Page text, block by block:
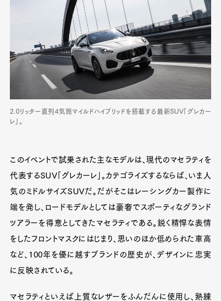
2.0リッター直列4気筒マイルドハイブリッドを搭載する最新SUV「グレカー
レ」。
このイベントで試乗された主なモデルは、現代のマセラティを
代表するSUV「グレカーレ」。カテゴライズするならば、いま人
気のミドルサイズSUVだ。だがそこはレーシングカー製作に
端を発し、ロードモデルとしては豪奢でスポーティなグランド
ツアラーを得意としてきたマセラティである。鋭く精悍な表情
をしたフロントマスクにはじまり、思いのほか低められた車高
など、100年を優に越すブランドの歴史が、デザインに忠実
に反映されている。
マセラティといえば上質なレザーをふんだんに使用し、熟練